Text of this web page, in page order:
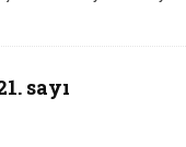
sayı